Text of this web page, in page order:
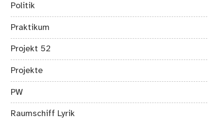
Politik
Praktikum
Projekt 52
Projekte
PW
Raumschiff Lyrik